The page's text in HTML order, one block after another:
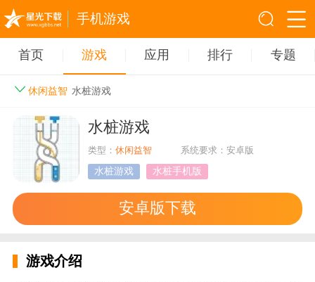
手机游戏
首页 游戏 应用 排行 专题
休闲益智 水桩游戏
水桩游戏
类型：休闲益智 系统要求：安卓版
水桩游戏 水桩手机版
安卓版下载
游戏介绍